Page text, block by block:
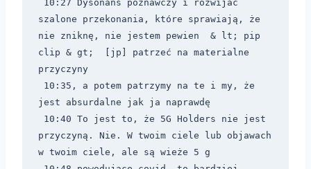
szalone przekonania, które sprawiają, że
nie zniknę, nie jestem pewien
& lt; pip
clip & gt;
[jp] patrzeć na materialne
przyczyny
jest absurdalne jak ja naprawdę
przyczyną. Nie. W twoim ciele lub objawach
w twoim ciele, ale są wieże 5 g